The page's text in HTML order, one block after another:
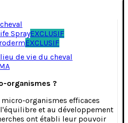
SprayEXCLUSIF
EXCLUSIF
de vie du cheval
organismes ?
micro-organismes efficaces
et au développement
ont établi leur pouvoir